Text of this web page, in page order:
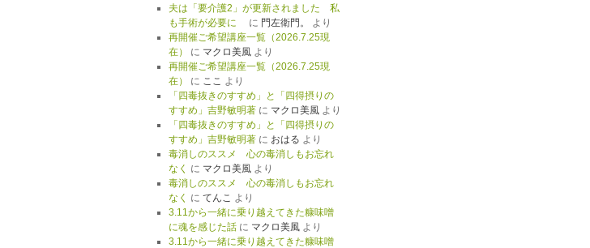
夫は「要介護2」が更新されました 私
も手術が必要に
に 門左衛門。
より
再開催ご希望講座一覧（2026.7.25現
在）
に マクロ美風より
再開催ご希望講座一覧（2026.7.25現
在）
に ここ より
「四毒抜きのすすめ」と「四得摂りの
すすめ」吉野敏明著に マクロ美風より
「四毒抜きのすすめ」と「四得摂りの
すすめ」吉野敏明著に おはる より
毒消しのススメ 心の毒消しもお忘れ
なく に マクロ美風より
毒消しのススメ 心の毒消しもお忘れ
なく に てんこ より
3.11から一緒に乗り越えてきた糠味噌
に魂を感じた話に マクロ美風より
3.11から一緒に乗り越えてきた糠味噌